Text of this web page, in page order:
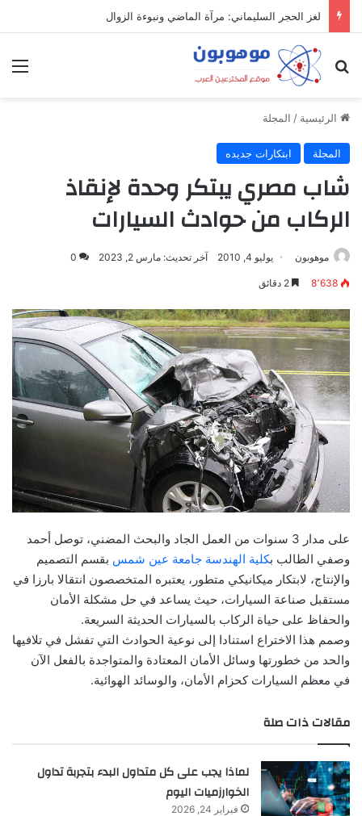
لغز الحجر السليماني: مرآة الماضي ونبوءة الزوال
بحث عن
الرئيسية / المجلة
المجلة ابتكارات جديده
شاب مصري يبتكر وحدة لإنقاذ
الركاب من حوادث السيارات
موهوبون يوليو 4, 2010 آخر تحديث: مارس 2, 2023 0
8٬638
على مدار 3 سنوات من العمل الجاد والبحث المضني، توصل أحمد
وصفي الطالب بكلية الهندسة جامعة عين شمس بقسم التصميم
والإنتاج، لابتكار ميكانيكي متطور، يعتبره المتخصصون انتقالا بارزا في
مستقبل صناعة السيارات، حيث يساعد في حل مشكلة الأمان
والحفاظ على حياة الركاب بالسيارات الحديثة السريعة.
وصمم هذا الاختراع استنادا إلى نوعية الحوادث التي تفشل في تلافيها
والحد من خطورتها وسائل الأمان المعتادة والمتواجدة بالفعل الآن
في معظم السيارات كحزام الأمان، والوسائد الهوائية.
مقالات ذات صلة
لماذا يجب على كل متداول البدء بتجربة تداول
الخوارزميات اليوم
فبراير 24, 2026